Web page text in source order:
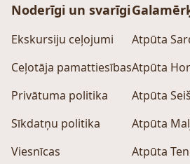
Noderīgi un svarīgi
Ekskursiju ceļojumi
Ceļotāja pamattiesības
Privātuma politika
Sīkdatņu politika
Viesnīcas
Atpūta
Atpūta
Atpūta
Atpūta
Atpūta